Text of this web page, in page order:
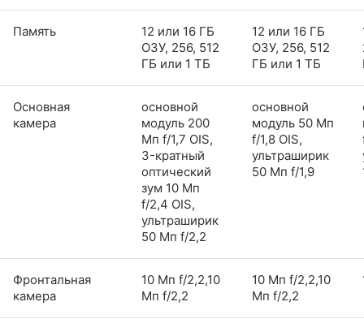
Память
12 или 16 ГБ
ОЗУ, 256, 512
ГБ или 1 ТБ
12 или 16 ГБ
ОЗУ, 256, 512
ГБ или 1 ТБ
Основная
камера
основной
модуль 200
Мп f/1,7 OIS,
3-кратный
оптический
зум 10 Мп
f/2,4 OIS,
ультраширик
50 Мп f/2,2
основной
модуль 50 Мп
f/1,8 OIS,
ультраширик
50 Мп f/1,9
Фронтальная
камера
10 Мп f/2,2,10
Мп f/2,2
10 Мп f/2,2,10
Мп f/2,2